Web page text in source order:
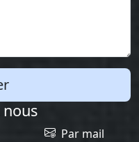
Par mail